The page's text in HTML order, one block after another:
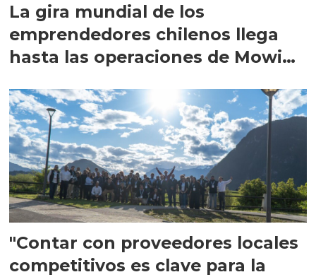
La gira mundial de los
emprendedores chilenos llega
hasta las operaciones de Mowi
"Contar con proveedores locales
competitivos es clave para la